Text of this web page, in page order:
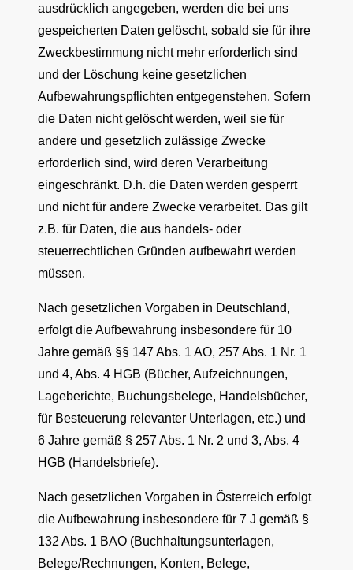
ausdrücklich angegeben, werden die bei uns
gespeicherten Daten gelöscht, sobald sie für ihre
Zweckbestimmung nicht mehr erforderlich sind
und der Löschung keine gesetzlichen
Aufbewahrungspflichten entgegenstehen. Sofern
die Daten nicht gelöscht werden, weil sie für
andere und gesetzlich zulässige Zwecke
erforderlich sind, wird deren Verarbeitung
eingeschränkt. D.h. die Daten werden gesperrt
und nicht für andere Zwecke verarbeitet. Das gilt
z.B. für Daten, die aus handels- oder
steuerrechtlichen Gründen aufbewahrt werden
müssen.
Nach gesetzlichen Vorgaben in Deutschland,
erfolgt die Aufbewahrung insbesondere für 10
Jahre gemäß §§ 147 Abs. 1 AO, 257 Abs. 1 Nr. 1
und 4, Abs. 4 HGB (Bücher, Aufzeichnungen,
Lageberichte, Buchungsbelege, Handelsbücher,
für Besteuerung relevanter Unterlagen, etc.) und
6 Jahre gemäß § 257 Abs. 1 Nr. 2 und 3, Abs. 4
HGB (Handelsbriefe).
Nach gesetzlichen Vorgaben in Österreich erfolgt
die Aufbewahrung insbesondere für 7 J gemäß §
132 Abs. 1 BAO (Buchhaltungsunterlagen,
Belege/Rechnungen, Konten, Belege,